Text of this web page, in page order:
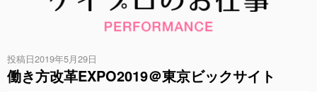
投稿日2019年5月29日
働き方改革EXPO2019＠東京ビックサイト